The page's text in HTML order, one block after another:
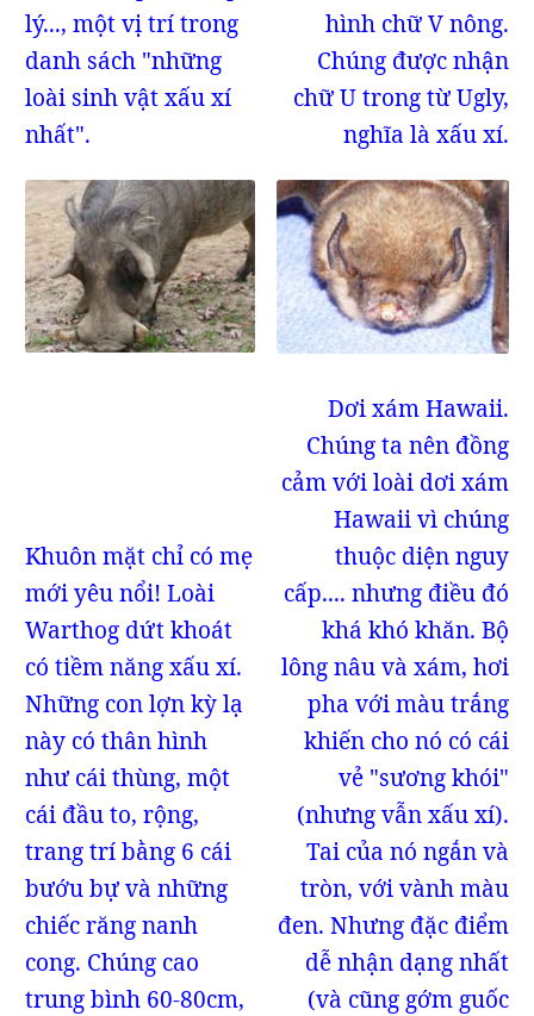
lý..., một vị trí trong
danh sách "những
loài sinh vật xấu xí
nhất".
hình chữ V nông.
Chúng được nhận
chữ U trong từ Ugly,
nghĩa là xấu xí.
Khuôn mặt chỉ có mẹ
mới yêu nổi! Loài
Warthog dứt khoát
có tiềm năng xấu xí.
Những con lợn kỳ lạ
này có thân hình
như cái thùng, một
cái đầu to, rộng,
trang trí bằng 6 cái
bướu bự và những
chiếc răng nanh
cong. Chúng cao
trung bình 60-80cm,
Dơi xám Hawaii.
Chúng ta nên đồng
cảm với loài dơi xám
Hawaii vì chúng
thuộc diện nguy
cấp.... nhưng điều đó
khá khó khăn. Bộ
lông nâu và xám, hơi
pha với màu trắng
khiến cho nó có cái
vẻ "sương khói"
(nhưng vẫn xấu xí).
Tai của nó ngắn và
tròn, với vành màu
đen. Nhưng đặc điểm
dễ nhận dạng nhất
(và cũng gớm guốc